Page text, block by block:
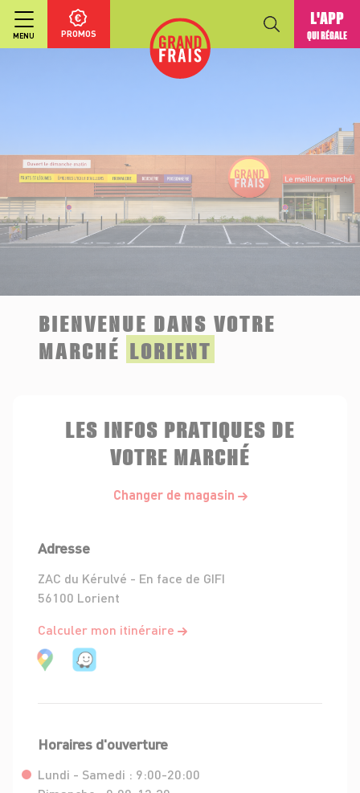
MENU PROMOS
L'APP
QUI RÉGALE
BIENVENUE DANS VOTRE
MARCHÉ LORIENT
LES INFOS PRATIQUES DE
VOTRE MARCHÉ
Changer de magasin
Adresse
ZAC du Kérulvé - En face de GIFI
56100 Lorient
Calculer mon itinéraire
Horaires d'ouverture
Lundi - Samedi : 9:00-20:00